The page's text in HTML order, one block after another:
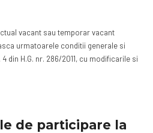
vacant sau temporar vacant
urmatoarele conditii generale si
din H.G. nr. 286/2011, cu modificarile si
de participare la